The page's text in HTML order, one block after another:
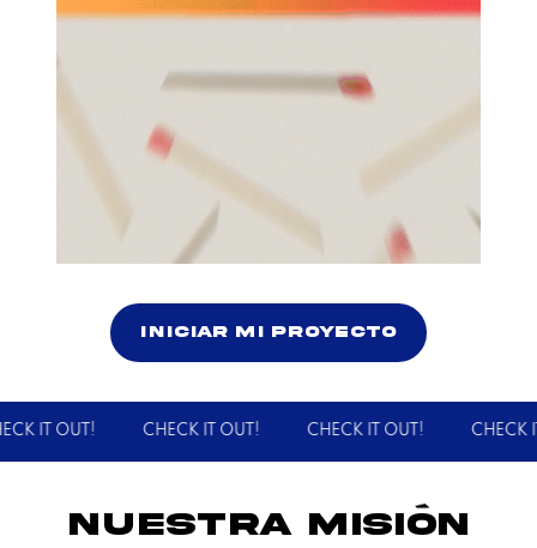
INICIAR MI PROYECTO
IT OUT! CHECK IT OUT! CHECK IT OUT! CHECK IT
Nuestra mision